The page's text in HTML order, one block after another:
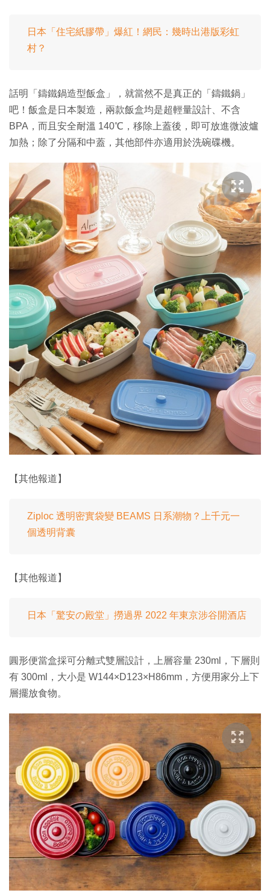
日本「住宅紙膠帶」爆紅！網民：幾時出港版彩虹
村？
話明「鑄鐵鍋造型飯盒」，就當然不是真正的「鑄鐵鍋」
吧！飯盒是日本製造，兩款飯盒均是超輕量設計、不含
BPA，而且安全耐溫 140℃，移除上蓋後，即可放進微波爐
加熱；除了分隔和中蓋，其他部件亦適用於洗碗碟機。
【其他報道】
Ziploc 透明密實袋變 BEAMS 日系潮物？上千元一
個透明背囊
【其他報道】
日本「驚安の殿堂」撈過界 2022 年東京涉谷開酒店
圓形便當盒採可分離式雙層設計，上層容量 230ml，下層則
有 300ml，大小是 W144×D123×H86mm，方便用家分上下
層擺放食物。